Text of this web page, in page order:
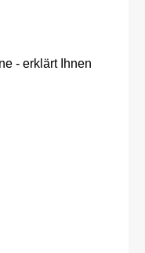
- erklärt Ihnen